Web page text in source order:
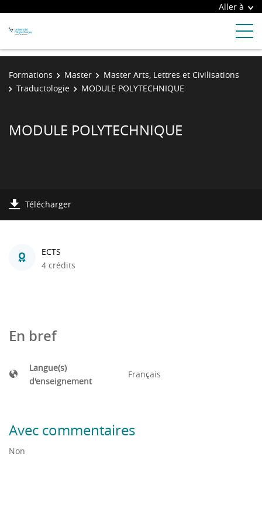
Aller à
Formations Master
Master Arts, Lettres et Civilisations
Traductologie
MODULE POLYTECHNIQUE
MODULE POLYTECHNIQUE
Télécharger
ECTS
4 crédits
En bref
Langue(s)
d'enseignement
Français
Avec commentaires
Non